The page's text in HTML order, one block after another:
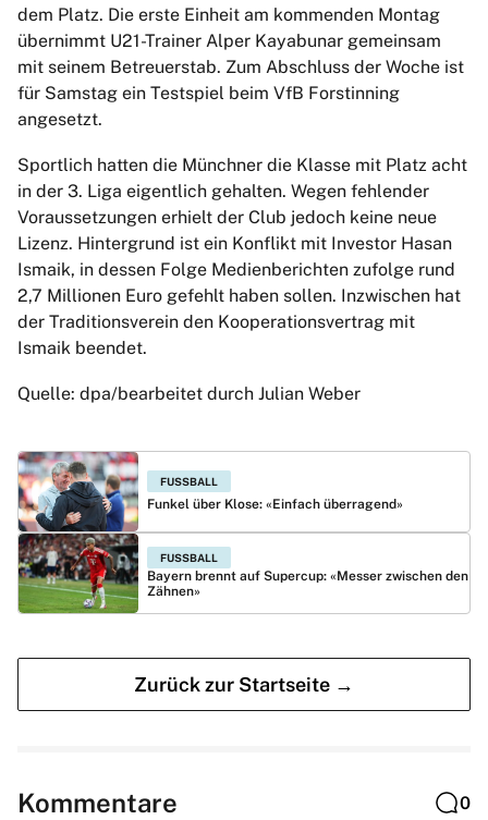
dem Platz. Die erste Einheit am kommenden Montag
übernimmt U21-Trainer Alper Kayabunar gemeinsam
mit seinem Betreuerstab. Zum Abschluss der Woche ist
für Samstag ein Testspiel beim VfB Forstinning
angesetzt.
Sportlich hatten die Münchner die Klasse mit Platz acht
in der 3. Liga eigentlich gehalten. Wegen fehlender
Voraussetzungen erhielt der Club jedoch keine neue
Lizenz. Hintergrund ist ein Konflikt mit Investor Hasan
Ismaik, in dessen Folge Medienberichten zufolge rund
2,7 Millionen Euro gefehlt haben sollen. Inzwischen hat
der Traditionsverein den Kooperationsvertrag mit
Ismaik beendet.
Quelle: dpa/bearbeitet durch Julian Weber
FUSSBALL
Funkel über Klose: «Einfach überragend»
FUSSBALL
Bayern brennt auf Supercup: «Messer zwischen den
Zähnen»
Zurück zur Startseite →
Kommentare 0